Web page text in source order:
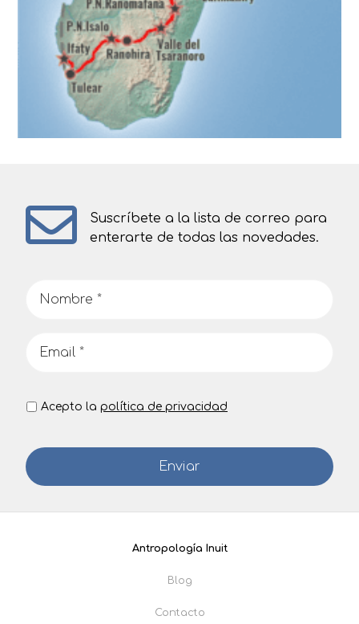
Suscríbete a la lista de correo para
enterarte de todas las novedades.
Acepto la política de privacidad
Antropología Inuit
Blog
Contacto